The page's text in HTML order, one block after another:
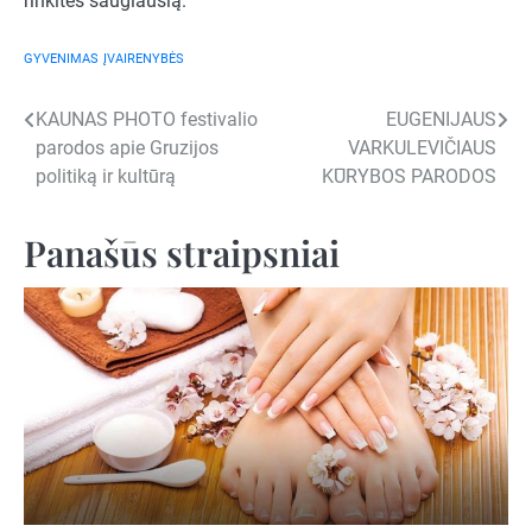
GYVENIMAS ĮVAIRENYBĖS
Navigacija
tarp
KAUNAS PHOTO festivalio
parodos apie Gruzijos
politiką ir kultūrą
EUGENIJAUS
VARKULEVIČIAUS
KŪRYBOS PARODOS
Panašūs straipsniai